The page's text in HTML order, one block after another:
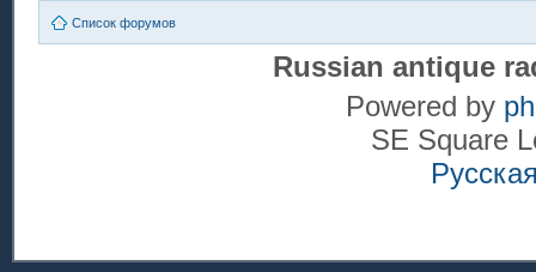
Список форумов
Russian antique
Powered by
SE Square